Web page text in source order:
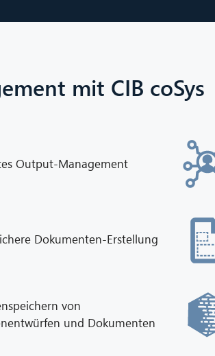
mit CIB coSys
Output-Management
Dokumenten-Erstellung
von
und Dokumenten